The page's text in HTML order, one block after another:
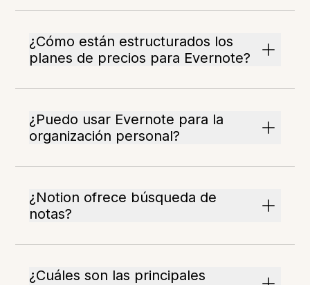
¿Cómo están estructurados los
planes de precios para Evernote?
¿Puedo usar Evernote para la
organización personal?
¿Notion ofrece búsqueda de
notas?
¿Cuáles son las principales